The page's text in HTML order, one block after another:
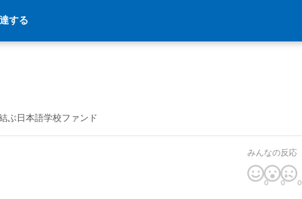
する
ぶ日本語学校ファンド
みんなの反応
0 0 0